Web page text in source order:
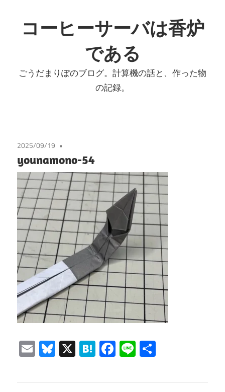
ン
テ
へ
コーヒーサーバは香炉
である
ごうだまりぽのブログ。計算機の話と、作った物
の記録。
2025/09/19
younamono-54
EmailBluesky
X Hatena
Facebook
Line